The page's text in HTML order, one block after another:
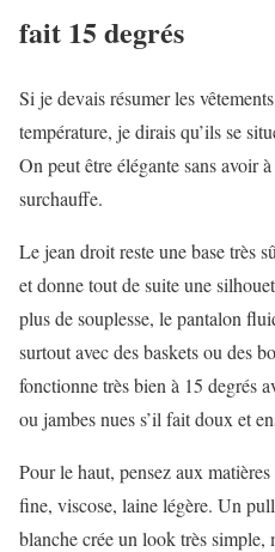
fait 15 degrés
Si je devais résumer les
température, je dirais qu’ils se
On peut être élégante sans avoir
surchauffe.
Le jean droit reste une base très
et donne tout de suite une
plus de souplesse, le pantalon
surtout avec des baskets ou des
fonctionne très bien à 15 degrés
ou jambes nues s’il fait doux et
Pour le haut, pensez aux
fine, viscose, laine légère. Un
blanche crée un look très